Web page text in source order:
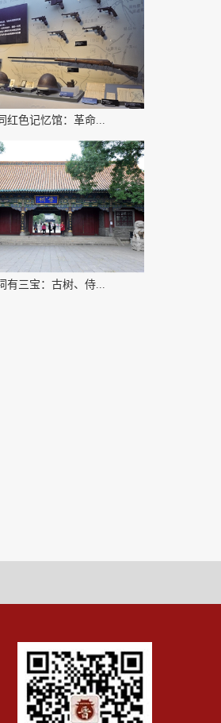
红色记忆馆：革命...
有三宝：古树、侍...